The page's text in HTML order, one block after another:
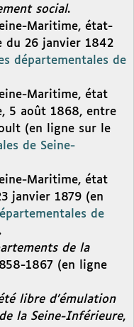
social.
Maritime, état-
du 26 janvier 1842
départementales de
Maritime, état
5 août 1868, entre
(en ligne sur le
de Seine-
Maritime, état
janvier 1879 (en
de
de la
1867 (en ligne
libre d’émulation
la Seine-Inférieure,